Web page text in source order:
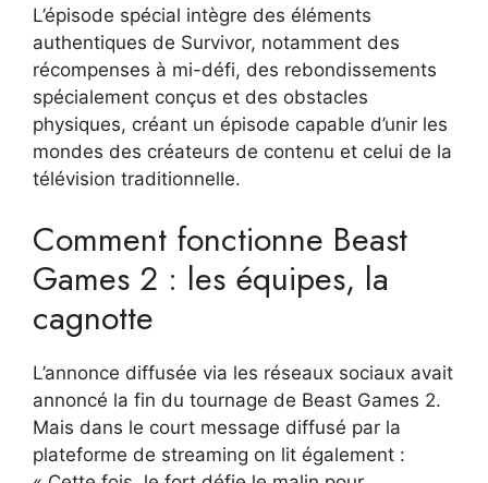
L’épisode spécial intègre des éléments
authentiques de Survivor, notamment des
récompenses à mi-défi, des rebondissements
spécialement conçus et des obstacles
physiques, créant un épisode capable d’unir les
mondes des créateurs de contenu et celui de la
télévision traditionnelle.
Comment fonctionne Beast
Games 2 : les équipes, la
cagnotte
L’annonce diffusée via les réseaux sociaux avait
annoncé la fin du tournage de Beast Games 2.
Mais dans le court message diffusé par la
plateforme de streaming on lit également :